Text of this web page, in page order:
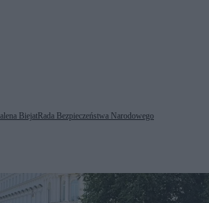
BiejatRada Bezpieczeństwa Narodowego